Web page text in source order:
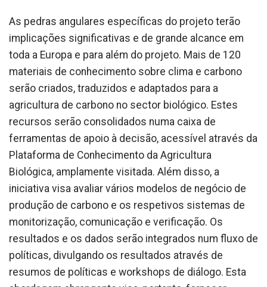
As pedras angulares específicas do projeto terão
implicações significativas e de grande alcance em
toda a Europa e para além do projeto. Mais de 120
materiais de conhecimento sobre clima e carbono
serão criados, traduzidos e adaptados para a
agricultura de carbono no sector biológico. Estes
recursos serão consolidados numa caixa de
ferramentas de apoio à decisão, acessível através da
Plataforma de Conhecimento da Agricultura
Biológica, amplamente visitada. Além disso, a
iniciativa visa avaliar vários modelos de negócio de
produção de carbono e os respetivos sistemas de
monitorização, comunicação e verificação. Os
resultados e os dados serão integrados num fluxo de
políticas, divulgando os resultados através de
resumos de políticas e workshops de diálogo. Esta